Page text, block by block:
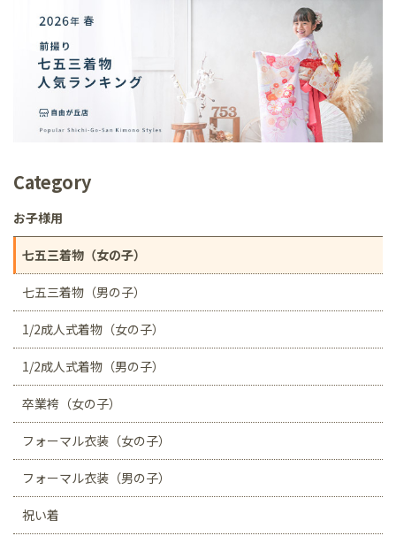
Category
お子様用
七五三着物（女の子）
七五三着物（男の子）
1/2成人式着物（女の子）
1/2成人式着物（男の子）
卒業袴（女の子）
フォーマル衣装（女の子）
フォーマル衣装（男の子）
祝い着